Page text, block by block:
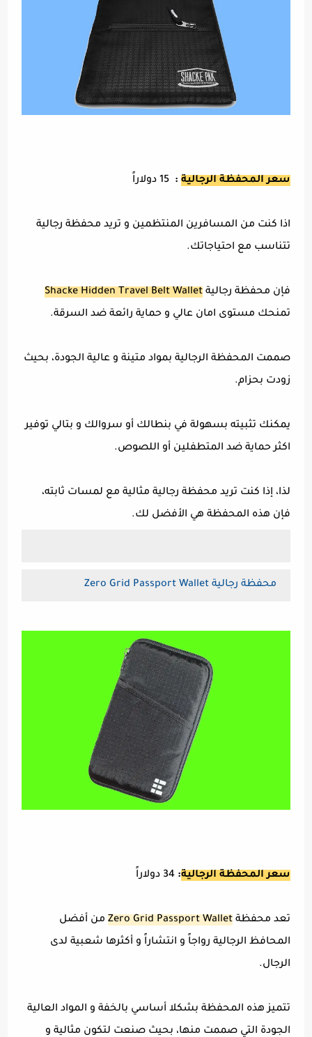
سعر المحفظة الرجالية : 15 دولاراً
اذا كنت من المسافرين المنتظمين و تريد محفظة رجالية
تتناسب مع احتياجاتك.
فإن محفظة رجاليةShacke Hidden Travel Belt Wallet
تمنحك مستوى امان عالي و حماية رائعة ضد السرقة.
صممت المحفظة الرجالية بمواد متينة و عالية الجودة، بحيث
زودت بحزام.
يمكنك تثبيته بسهولة في بنطالك أو سروالك و بتالي توفير
اكثر حماية ضد المتطفلين أو اللصوص.
لذا، إذا كنت تريد محفظة رجالية مثالية مع لمسات ثابته،
فإن هذه المحفظة هي الأفضل لك.
محفظة رجالية Zero Grid Passport Wallet
سعر المحفظة الرجالية: 34 دولاراً
تعد محفظةZero Grid Passport Wallet من أفضل
المحافظ الرجالية رواجاً و انتشاراً و أكثرها شعبية لدى
الرجال.
تتميز هذه المحفظة بشكلا أساسي بالخفة و المواد العالية
الجودة التي صممت منها، بحيث صنعت لتكون مثالية و